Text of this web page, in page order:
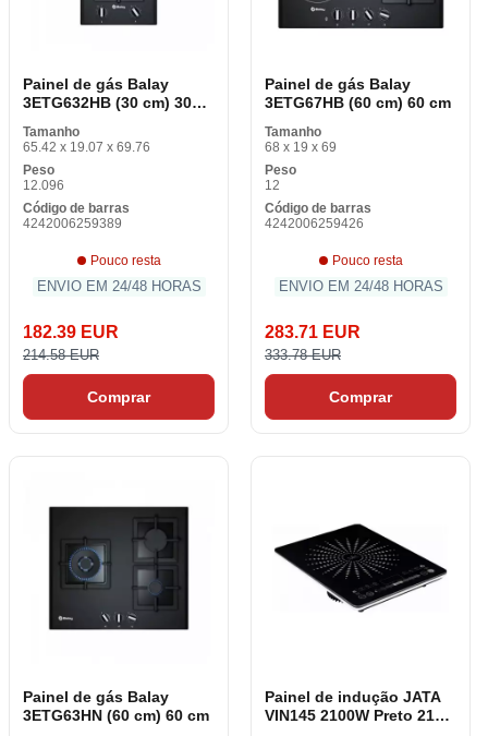
Painel de gás Balay
3ETG632HB (30 cm) 30
Tamanho
65.42 x 19.07 x 69.76
Peso
12.096
Código de barras
4242006259389
Pouco resta
ENVIO EM 24/48 HORAS
182.39 EUR
214.58 EUR
Comprar
Painel de gás Balay
3ETG67HB (60 cm) 60 cm
Tamanho
68 x 19 x 69
Peso
12
Código de barras
4242006259426
Pouco resta
ENVIO EM 24/48 HORAS
283.71 EUR
333.78 EUR
Comprar
Painel de gás Balay
3ETG63HN (60 cm) 60 cm
Painel de indução JATA
VIN145 2100W Preto 2100